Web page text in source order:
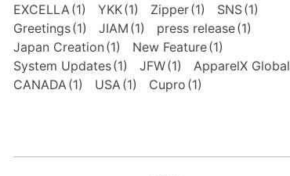
EXCELLA (1) YKK(1) Zipper(1) SNS(1)
Greetings(1) JIAM (1) press release(1)
Japan Creation (1) New Feature(1)
System Updates(1) JFW(1) ApparelX Global
CANADA (1) USA (1) Cupro (1)